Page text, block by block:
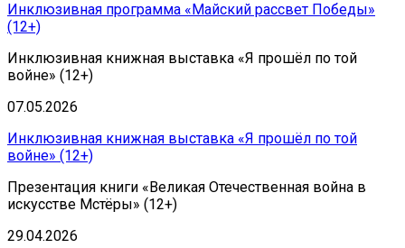
Инклюзивная программа «Майский рассвет Победы»
(12+)
Инклюзивная книжная выставка «Я прошёл по той
войне» (12+)
07.05.2026
Инклюзивная книжная выставка «Я прошёл по той
войне» (12+)
Презентация книги «Великая Отечественная война в
искусстве Мстёры» (12+)
29.04.2026